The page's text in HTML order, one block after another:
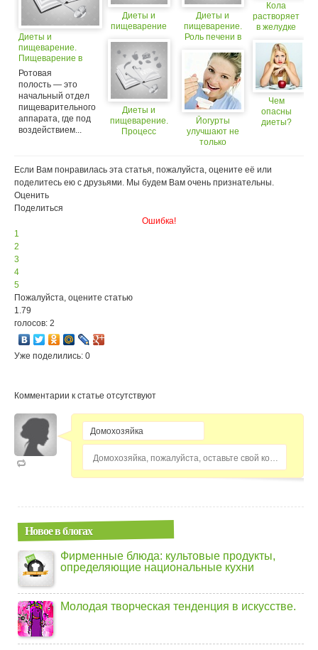
Диеты и
пищеварение.
Пищеварение в
ротовой полости.
Ротовая
полость — это
начальный отдел
пищеварительного
аппарата, где под
воздействием...
Диеты и
пищеварение
Диеты и
пищеварение.
Процесс
Диеты и
пищеварение.
Роль печени в
пищеварения.
Йогурты
улучшают не
только
но и работу
мозга
Кола
растворяет
в желудке
тела
Чем
опасны
диеты?
Если Вам понравилась эта статья, пожалуйста, оцените её или
поделитесь ею с друзьями. Мы будем Вам очень признательны.
Оценить
Поделиться
Ошибка!
1
2
3
4
5
Пожалуйста, оцените статью
1.79
голосов: 2
Уже поделились: 0
Комментарии к статье отсутствуют
Домохозяйка, пожалуйста, оставьте свой комментарий...
Новое в блогах
Фирменные блюда: культовые продукты,
определяющие национальные кухни
Молодая творческая тенденция в искусстве.